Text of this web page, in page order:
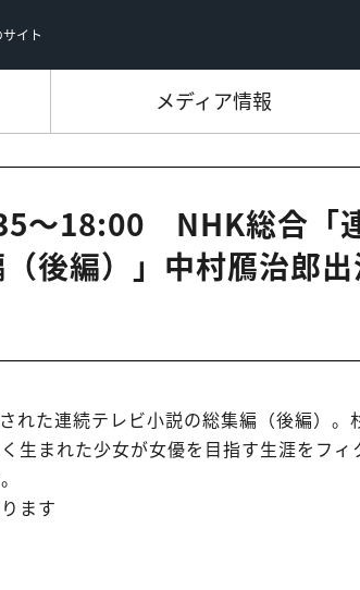
イト
メディア情報
～18:00 NHK総合「
後編）」中村鴈治郎出
れた連続テレビ小説の総集編（後編）。
生まれた少女が女優を目指す生涯をフ
ます